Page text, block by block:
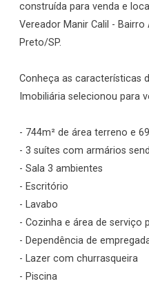
construída para venda e
Vereador Manir Calil -
Preto/SP.
Conheça as características
Imobiliária selecionou para
- 744m² de área terreno e
- 3 suítes com armários
- Sala 3 ambientes
- Escritório
- Lavabo
- Cozinha e área de serviço
- Dependência de
- Lazer com churrasqueira
- Piscina